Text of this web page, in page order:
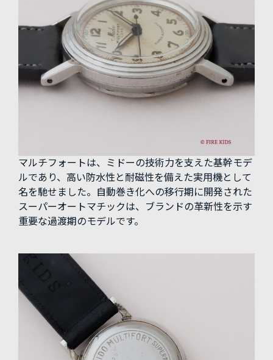
マルチフォートは、ミドーの技術力を支えた基幹モデ
ルであり、高い防水性と耐磁性を備えた実用機として
名を馳せました。自動巻き化への移行期に開発された
スーパーオートマチックは、ブランドの革新性を示す
重要な過渡期のモデルです。